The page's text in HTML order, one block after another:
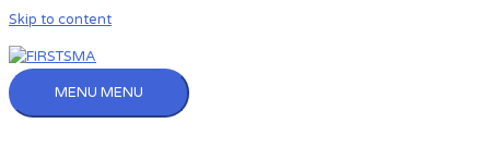
Skip to content
MENU MENU